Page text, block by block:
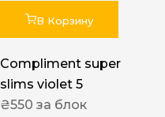
В Корзину
Compliment super
slims violet 5
₴550 за блок